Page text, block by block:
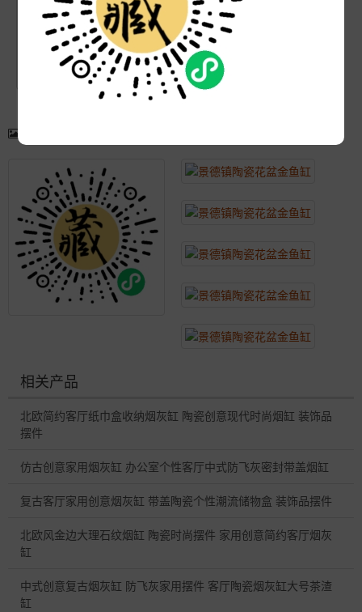
相关产品
北欧简约客厅纸巾盒收纳烟灰缸 陶瓷创意现代时尚烟缸 装饰品
摆件
仿古创意家用烟灰缸 办公室个性客厅中式防飞灰密封带盖烟缸
复古客厅家用创意烟灰缸 带盖陶瓷个性潮流储物盒 装饰品摆件
北欧风金边大理石纹烟缸 陶瓷时尚摆件 家用创意简约客厅烟灰
缸
中式创意复古烟灰缸 防飞灰家用摆件 客厅陶瓷烟灰缸大号茶渣
缸